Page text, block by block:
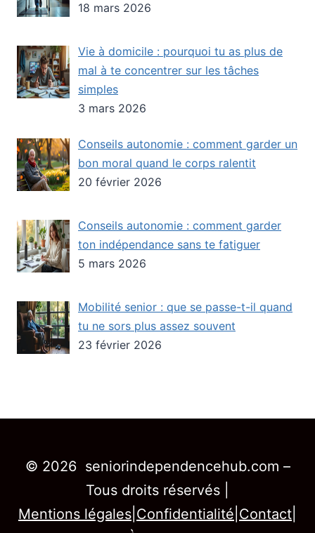
18 mars 2026
Vie à domicile : pourquoi tu as plus de
mal à te concentrer sur les tâches
simples
3 mars 2026
Conseils autonomie : comment garder un
bon moral quand le corps ralentit
20 février 2026
Conseils autonomie : comment garder
ton indépendance sans te fatiguer
5 mars 2026
Mobilité senior : que se passe-t-il quand
tu ne sors plus assez souvent
23 février 2026
© 2026 seniorindependencehub.com –
Tous droits réservés |
Mentions légales Confidentialité Contact